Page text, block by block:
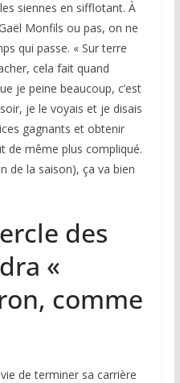
siennes en sifflotant. À
Monfils ou pas, on ne
qui passe. « Sur terre
cela fait quand
je peine beaucoup, c’est
je le voyais et je disais
gagnants et obtenir
de même plus compliqué.
de la saison), ça va bien
des
«
comme
de terminer sa carrière